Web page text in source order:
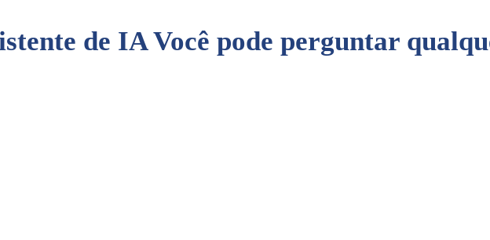
de IA Você pode perguntar